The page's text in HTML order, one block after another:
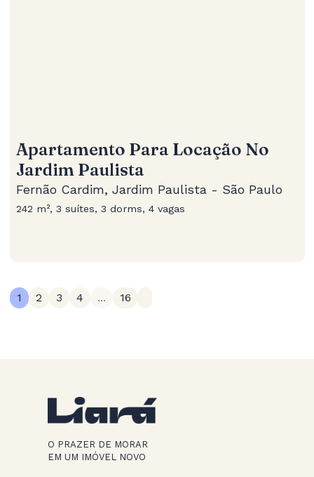
Apartamento Para Locação No
Jardim Paulista
Fernão Cardim, Jardim Paulista - São Paulo
242 m², 3 suítes, 3 dorms, 4 vagas
1 2 3 4 ... 16
O PRAZER DE MORAR
EM UM IMÓVEL NOVO